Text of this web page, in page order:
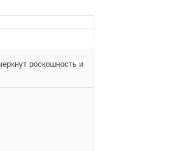
роскошность и